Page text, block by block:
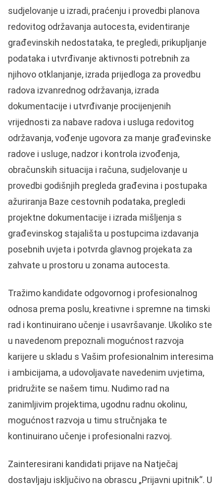
sudjelovanje u izradi, praćenju i provedbi planova
redovitog održavanja autocesta, evidentiranje
građevinskih nedostataka, te pregledi, prikupljanje
podataka i utvrđivanje aktivnosti potrebnih za
njihovo otklanjanje, izrada prijedloga za provedbu
radova izvanrednog održavanja, izrada
dokumentacije i utvrđivanje procijenjenih
vrijednosti za nabave radova i usluga redovitog
održavanja, vođenje ugovora za manje građevinske
radove i usluge, nadzor i kontrola izvođenja,
obračunskih situacija i računa, sudjelovanje u
provedbi godišnjih pregleda građevina i postupaka
ažuriranja Baze cestovnih podataka, pregledi
projektne dokumentacije i izrada mišljenja s
građevinskog stajališta u postupcima izdavanja
posebnih uvjeta i potvrda glavnog projekata za
zahvate u prostoru u zonama autocesta.
Tražimo kandidate odgovornog i profesionalnog
odnosa prema poslu, kreativne i spremne na timski
rad i kontinuirano učenje i usavršavanje. Ukoliko ste
u navedenom prepoznali mogućnost razvoja
karijere u skladu s Vašim profesionalnim interesima
i ambicijama, a udovoljavate navedenim uvjetima,
pridružite se našem timu. Nudimo rad na
zanimljivim projektima, ugodnu radnu okolinu,
mogućnost razvoja u timu stručnjaka te
kontinuirano učenje i profesionalni razvoj.
Zainteresirani kandidati prijave na Natječaj
dostavljaju isključivo na obrascu „Prijavni upitnik“. U